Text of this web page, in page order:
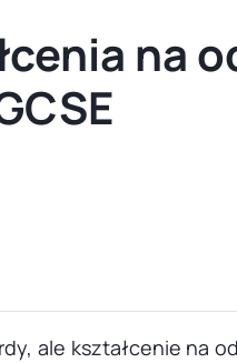
na
ale kształcenie na